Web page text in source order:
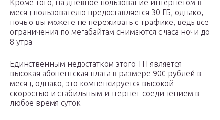
Кроме того, на дневное пользование интернетом в
месяц пользователю предоставляется 30 ГБ, однако,
ночью вы можете не переживать о трафике, ведь все
ограничения по мегабайтам снимаются с часа ночи до
8 утра
Единственным недостатком этого ТП является
высокая абонентская плата в размере 900 рублей в
месяц, однако, это компенсируется высокой
скоростью и стабильным интернет-соединением в
любое время суток